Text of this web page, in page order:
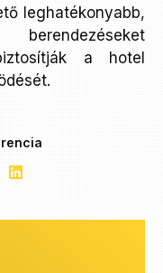
leghatékonyabb,
a hotel